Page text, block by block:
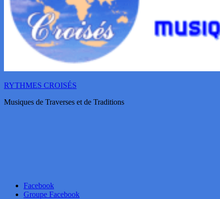
RYTHMES CROISÉS
Musiques de Traverses et de Traditions
Facebook
Groupe Facebook